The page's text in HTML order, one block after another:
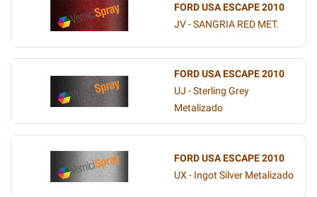
FORD USA ESCAPE 2010
JV - SANGRIA RED MET.
FORD USA ESCAPE 2010
UJ - Sterling Grey
Metalizado
FORD USA ESCAPE 2010
UX - Ingot Silver Metalizado